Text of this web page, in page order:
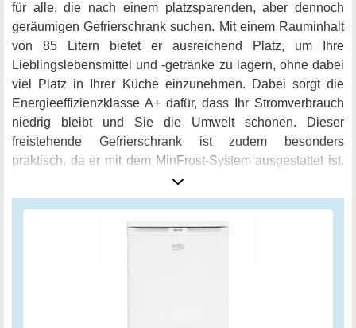
für alle, die nach einem platzsparenden, aber dennoch
geräumigen Gefrierschrank suchen. Mit einem Rauminhalt
von 85 Litern bietet er ausreichend Platz, um Ihre
Lieblingslebensmittel und -getränke zu lagern, ohne dabei
viel Platz in Ihrer Küche einzunehmen. Dabei sorgt die
Energieeffizienzklasse A+ dafür, dass Ihr Stromverbrauch
niedrig bleibt und Sie die Umwelt schonen. Dieser
freistehende Gefrierschrank ist zudem besonders
praktisch, da er mit dem MinFrost-System ausgestattet ist.
Dadurch frieren Ihre Lebensmittel schneller und länger,
während gleichzeitig die Eisbildung reduziert wird. Dies
und somit Zeit sparen. Ein zusätzliches Highlight ist der